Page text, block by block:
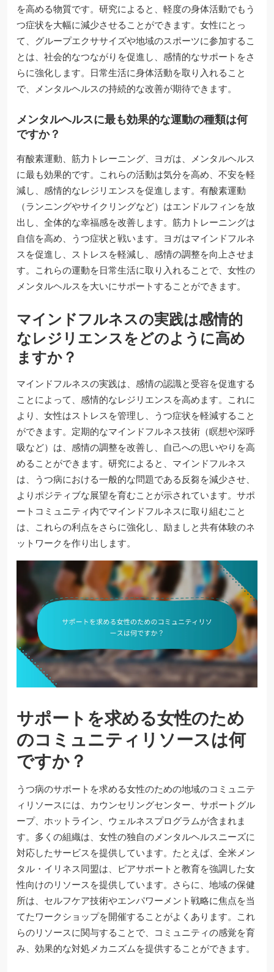
を高める物質です。研究によると、軽度の身体活動でもう
つ症状を大幅に減少させることができます。女性にとっ
て、グループエクササイズや地域のスポーツに参加するこ
とは、社会的なつながりを促進し、感情的なサポートをさ
らに強化します。日常生活に身体活動を取り入れること
で、メンタルヘルスの持続的な改善が期待できます。
メンタルヘルスに最も効果的な運動の種類は何
ですか？
有酸素運動、筋力トレーニング、ヨガは、メンタルヘルス
に最も効果的です。これらの活動は気分を高め、不安を軽
減し、感情的なレジリエンスを促進します。有酸素運動
（ランニングやサイクリングなど）はエンドルフィンを放
出し、全体的な幸福感を改善します。筋力トレーニングは
自信を高め、うつ症状と戦います。ヨガはマインドフルネ
スを促進し、ストレスを軽減し、感情の調整を向上させま
す。これらの運動を日常生活に取り入れることで、女性の
メンタルヘルスを大いにサポートすることができます。
マインドフルネスの実践は感情的
なレジリエンスをどのように高め
ますか？
マインドフルネスの実践は、感情の認識と受容を促進する
ことによって、感情的なレジリエンスを高めます。これに
より、女性はストレスを管理し、うつ症状を軽減すること
ができます。定期的なマインドフルネス技術（瞑想や深呼
吸など）は、感情の調整を改善し、自己への思いやりを高
めることができます。研究によると、マインドフルネス
は、うつ病における一般的な問題である反芻を減少させ、
よりポジティブな展望を育むことが示されています。サポ
ートコミュニティ内でマインドフルネスに取り組むこと
は、これらの利点をさらに強化し、励ましと共有体験のネ
ットワークを作り出します。
サポートを求める女性のため
のコミュニティリソースは何
ですか？
うつ病のサポートを求める女性のための地域のコミュニテ
ィリソースには、カウンセリングセンター、サポートグル
ープ、ホットライン、ウェルネスプログラムが含まれま
す。多くの組織は、女性の独自のメンタルヘルスニーズに
対応したサービスを提供しています。たとえば、全米メン
タル・イリネス同盟は、ピアサポートと教育を強調した女
性向けのリソースを提供しています。さらに、地域の保健
所は、セルフケア技術やエンパワーメント戦略に焦点を当
てたワークショップを開催することがよくあります。これ
らのリソースに関与することで、コミュニティの感覚を育
み、効果的な対処メカニズムを提供することができます。